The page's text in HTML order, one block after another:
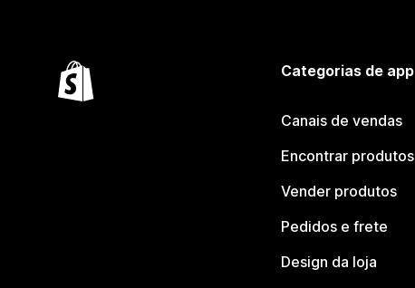
Categorias de app
Canais de vendas
Encontrar produtos
Vender produtos
Pedidos e frete
Design da loja